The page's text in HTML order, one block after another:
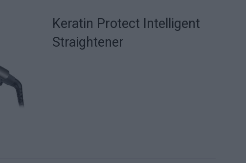
Keratin Protect Intelligent
Straightener